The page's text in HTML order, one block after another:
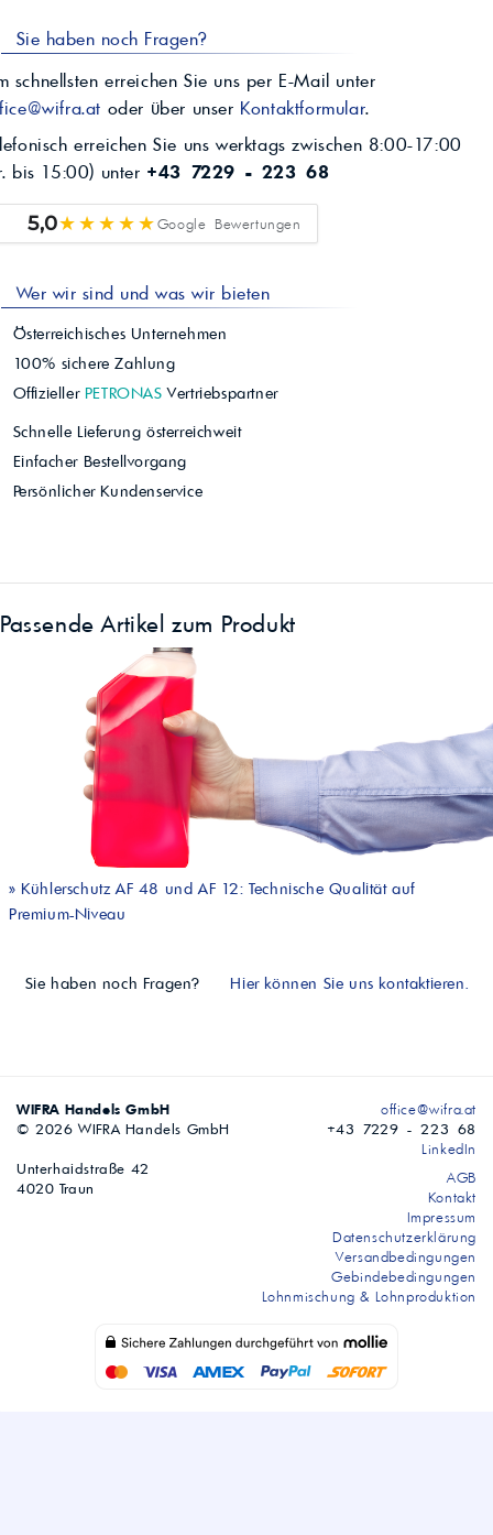
Sie haben noch Fragen?
schnellsten erreichen Sie uns per E-Mail unter
oder über unser Kontaktformular.
erreichen Sie uns werktags zwischen 8:00-17:00
bis 15:00) unter +43 7229 - 223 68
5,0★★★★★Google Bewertungen
Wer wir sind und was wir bieten
Österreichisches Unternehmen
100% sichere Zahlung
Offizieller PETRONAS Vertriebspartner
Schnelle Lieferung österreichweit
Einfacher Bestellvorgang
Persönlicher Kundenservice
Passende Artikel zum Produkt
» Kühlerschutz AF 48 und AF 12: Technische Qualität auf
Premium-Niveau
Sie haben noch Fragen? Hier können Sie uns kontaktieren.
WIFRA Handels GmbH
© 2026 WIFRA Handels GmbH
Unterhaidstraße 42
4020 Traun
office@wifra.at
+43 7229 - 223 68
LinkedIn
AGB
Kontakt
Impressum
Datenschutzerklärung
Versandbedingungen
Gebindebedingungen
Lohnmischung & Lohnproduktion